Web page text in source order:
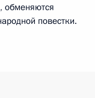
обменяются
повестки.